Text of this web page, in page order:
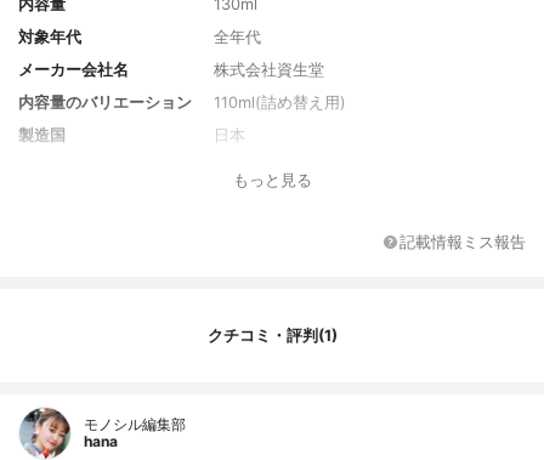
内容量
130ml
対象年代
全年代
メーカー会社名
株式会社資生堂
内容量のバリエーション
110ml(詰め替え用)
製造国
日本
リラックス感のあるアクアフローラルの香
４－メトキシサリチル酸カリウム塩、グリ
チルリチン酸ジカリウム
もっと見る
記載情報ミス報告
クチコミ・評判(1)
モノシル編集部
hana